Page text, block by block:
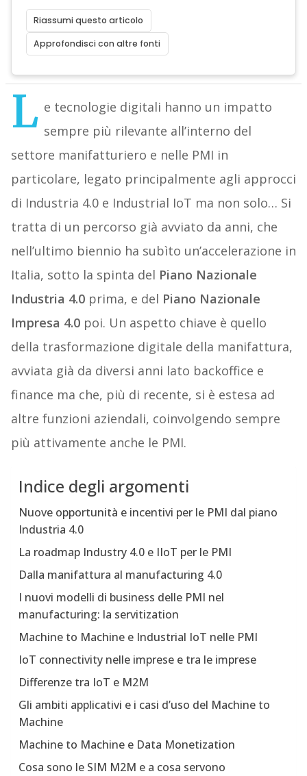
Riassumi questo articolo
Approfondisci con altre fonti
L e tecnologie digitali hanno un impatto
sempre più rilevante all’interno del
settore manifatturiero e nelle PMI in
particolare, legato principalmente agli approcci
di Industria 4.0 e Industrial IoT ma non solo… Si
tratta di un percorso già avviato da anni, che
nell’ultimo biennio ha subìto un’accelerazione in
Italia, sotto la spinta del Piano Nazionale
Industria 4.0prima, e del Piano Nazionale
Impresa 4.0poi. Un aspetto chiave è quello
della trasformazione digitale della manifattura,
avviata già da diversi anni lato backoffice e
finance ma che, più di recente, si è estesa ad
altre funzioni aziendali, coinvolgendo sempre
più attivamente anche le PMI.
Indice degli argomenti
Nuove opportunità e incentivi per le PMI dal piano
Industria 4.0
La roadmap Industry 4.0 e IIoT per le PMI
Dalla manifattura al manufacturing 4.0
I nuovi modelli di business delle PMI nel
manufacturing: la servitization
Machine to Machine e Industrial IoT nelle PMI
IoT connectivity nelle imprese e tra le imprese
Differenze tra IoT e M2M
Gli ambiti applicativi e i casi d’uso del Machine to
Machine
Machine to Machine e Data Monetization
Cosa sono le SIM M2M e a cosa servono